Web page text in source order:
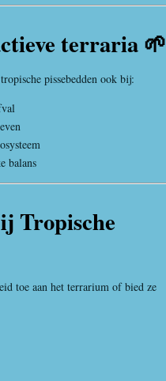
terraria 🌱
pissebedden ook bij:
balans
Tropische
toe aan het terrarium of bied ze